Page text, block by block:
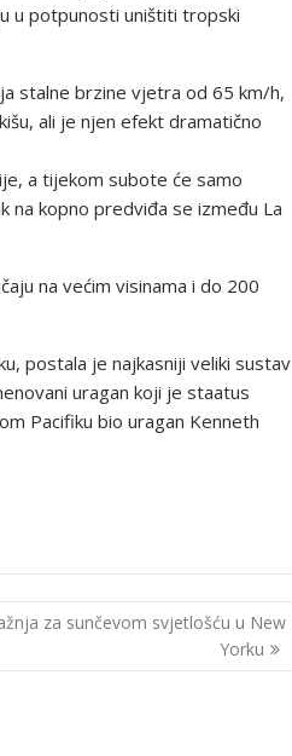
u potpunosti uništiti tropski
stalne brzine vjetra od 65 km/h,
ali je njen efekt dramatično
a tijekom subote će samo
na kopno predviđa se između La
na većim visinama i do 200
postala je najkasniji veliki sustav
uragan koji je staatus
Pacifiku bio uragan Kenneth
za sunčevom svjetlošću u New
Yorku